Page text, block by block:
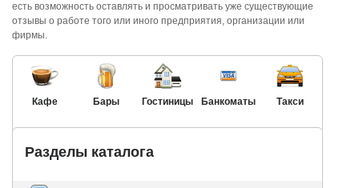
есть возможность оставлять и просматривать уже существующие
отзывы о работе того или иного предприятия, организации или
фирмы.
Кафе Бары Гостиницы Банкоматы Такси
Разделы каталога